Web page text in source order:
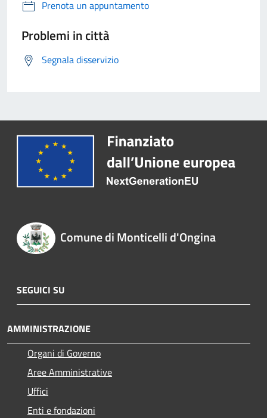
Prenota un appuntamento
Problemi in città
Segnala disservizio
Comune di Monticelli d'Ongina
SEGUICI SU
AMMINISTRAZIONE
Organi di Governo
Aree Amministrative
Uffici
Enti e fondazioni